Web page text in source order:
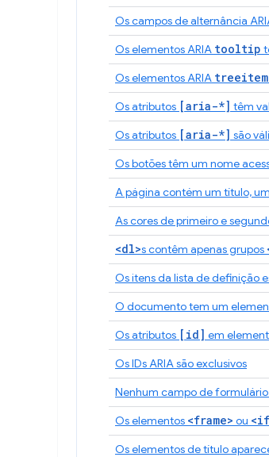
Os campos de alternância
Os elementos ARIA tooltip
Os elementos ARIA treeitem
Os atributos [aria-*] têm
Os atributos [aria-*] são
Os botões têm um nome
A página contém um título,
As cores de primeiro e
<dl>s contêm apenas grupos
Os itens da lista de definição
O documento tem um
Os atributos [id] em
Os IDs ARIA são exclusivos
Nenhum campo de
Os elementos <frame> ou
Os elementos de título